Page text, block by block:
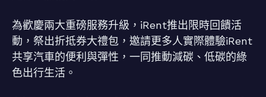
為歡慶兩大重磅服務升級，iRent推出限時回饋活
動，祭出折抵券大禮包，邀請更多人實際體驗iRent
共享汽車的便利與彈性，一同推動減碳、低碳的綠
色出行生活。